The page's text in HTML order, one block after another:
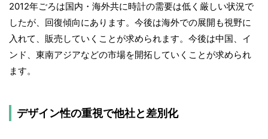
2012年ごろは国内・海外共に時計の需要は低く厳しい状況で
したが、回復傾向にあります。今後は海外での展開も視野に
入れて、販売していくことが求められます。今後は中国、イ
ンド、東南アジアなどの市場を開拓していくことが求められ
ます。
デザイン性の重視で他社と差別化